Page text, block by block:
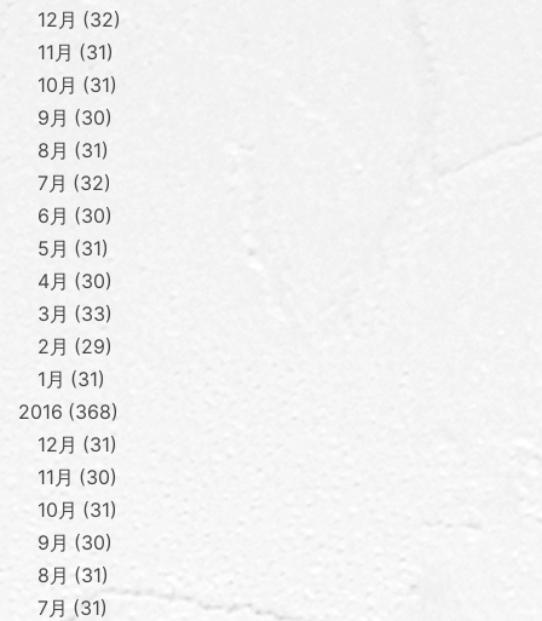
12月
32
11月
31
10月
31
9月
30
8月
31
7月
32
6月
30
5月
31
4月
30
3月
33
2月
29
1月
31
2016 368
12月
31
11月
30
10月
31
9月
30
8月
31
7月
31